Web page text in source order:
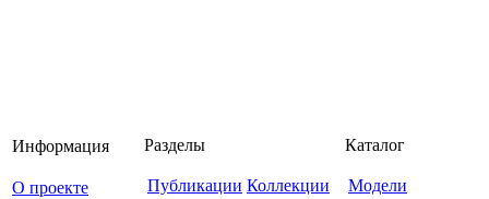
Информация
О проекте
Разделы
Публикации Коллекции
Каталог
Модели